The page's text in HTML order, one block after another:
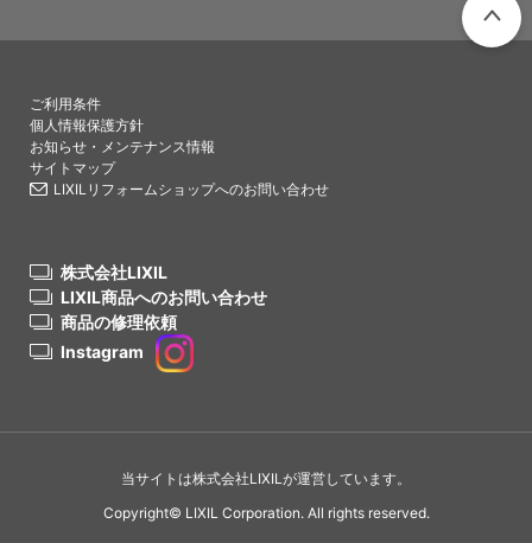
ご利用条件
個人情報保護方針
お知らせ・メンテナンス情報
サイトマップ
LIXILリフォームショップへのお問い合わせ
株式会社LIXIL
LIXIL商品へのお問い合わせ
商品の修理依頼
Instagram
当サイトは株式会社LIXILが運営しています。
Copyright© LIXIL Corporation. All rights reserved.